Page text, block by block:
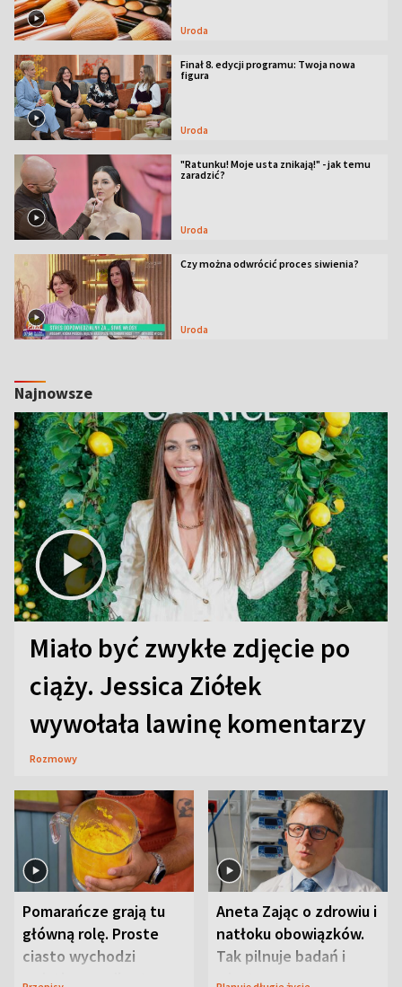
Uroda
Finał 8. edycji programu: Twoja nowa
figura
Uroda
"Ratunku! Moje usta znikają!" - jak temu
zaradzić?
Uroda
Czy można odwrócić proces siwienia?
Uroda
Najnowsze
Miało być zwykłe zdjęcie po
ciąży. Jessica Ziółek
wywołała lawinę komentarzy
Rozmowy
Pomarańcze grają tu
główną rolę. Proste
ciasto wychodzi
wyjątkowo wilgotne
Aneta Zając o zdrowiu i
natłoku obowiązków.
Tak pilnuje badań i
wizyt